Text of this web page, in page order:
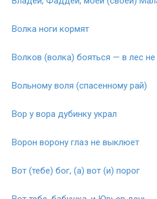
Волка ноги кормят
Волков (волка) бояться — в лес не
Вольному воля (спасенному рай)
Вор у вора дубинку украл
Ворон ворону глаз не выклюет
Вот (тебе) бог, (а) вот (и) порог